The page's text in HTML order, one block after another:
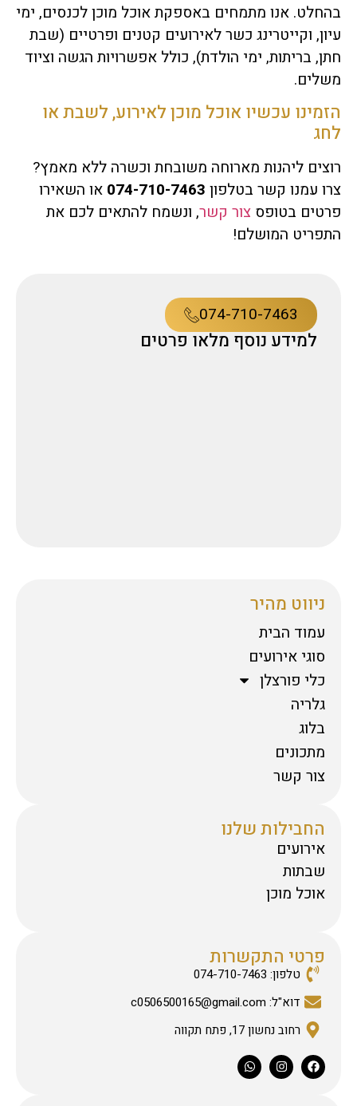
בהחלט. אנו מתמחים באספקת אוכל מוכן לכנסים, ימי
עיון, וקייטרינג כשר לאירועים קטנים ופרטיים (שבת
חתן, בריתות, ימי הולדת), כולל אפשרויות הגשה וציוד
משלים.
הזמינו עכשיו אוכל מוכן לאירוע, לשבת או
לחג
רוצים ליהנות מארוחה משובחת וכשרה ללא מאמץ?
צרו עמנו קשר בטלפון 074-710-7463 או השאירו
פרטים בטופס צור קשר, ונשמח להתאים לכם את
התפריט המושלם!
074-710-7463
למידע נוסף מלאו פרטים
ניווט מהיר
עמוד הבית
סוגי אירועים
כלי פורצלן
גלריה
בלוג
מתכונים
צור קשר
החבילות שלנו
אירועים
שבתות
אוכל מוכן
פרטי התקשרות
טלפון: 074-710-7463
דוא"ל: c0506500165@gmail.com
רחוב נחשון 17, פתח תקווה